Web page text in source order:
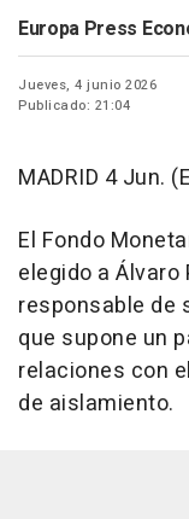
Europa Press
Jueves, 4 junio 2026
Publicado: 21:04
MADRID 4 Jun.
El Fondo
elegido a
responsable de
que supone un
relaciones con
de aislamiento.